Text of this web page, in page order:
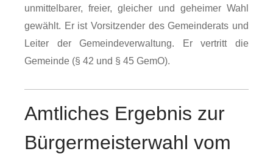
unmittelbarer, freier, gleicher und geheimer Wahl
gewählt. Er ist Vorsitzender des Gemeinderats und
Leiter der Gemeindeverwaltung. Er vertritt die
Gemeinde (§ 42 und § 45 GemO).
Amtliches Ergebnis zur
Bürgermeisterwahl vom